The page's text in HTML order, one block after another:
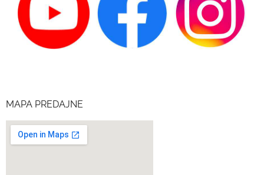
MAPA PREDAJNE